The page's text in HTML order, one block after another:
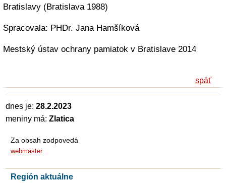
Bratislavy (Bratislava 1988)
Spracovala: PHDr. Jana Hamšíková
Mestský ústav ochrany pamiatok v Bratislave 2014
späť
dnes je: 28.2.2023
meniny má: Zlatica
Za obsah zodpovedá
webmaster
Región aktuálne